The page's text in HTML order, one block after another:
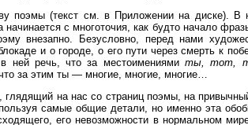
поэмы (текст см. в Приложении на диске). В
начинается с многоточия, как будто начало
внезапно. Безусловно, перед нами
и о городе, о его пути через смерть к
ней речь, что за местоимениямиты, тот,
за этим ты — многие, многие, многие…
глядящий на нас со страниц поэмы, на
самые общие детали, но именно эта
его невозможности в нор­мальном